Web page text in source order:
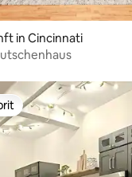
in Cincinnati
Favorit.